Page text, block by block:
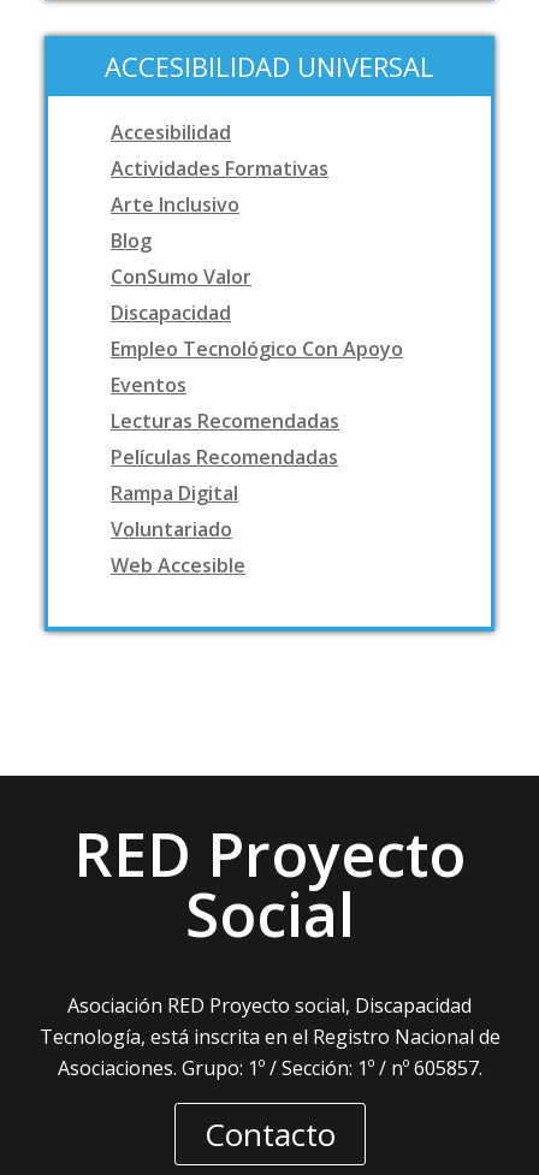
ACCESIBILIDAD UNIVERSAL
Accesibilidad
Actividades Formativas
Arte Inclusivo
Blog
ConSumo Valor
Discapacidad
Empleo Tecnológico Con Apoyo
Eventos
Lecturas Recomendadas
Películas Recomendadas
Rampa Digital
Voluntariado
Web Accesible
RED Proyecto
Social
Asociación RED Proyecto social, Discapacidad
Tecnología, está inscrita en el Registro Nacional de
Asociaciones. Grupo: 1º / Sección: 1º / nº 605857.
Contacto